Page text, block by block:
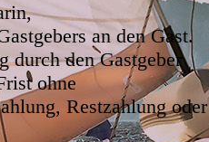
an den Gast.
durch den Gastgeber
ohne
Restzahlung oder